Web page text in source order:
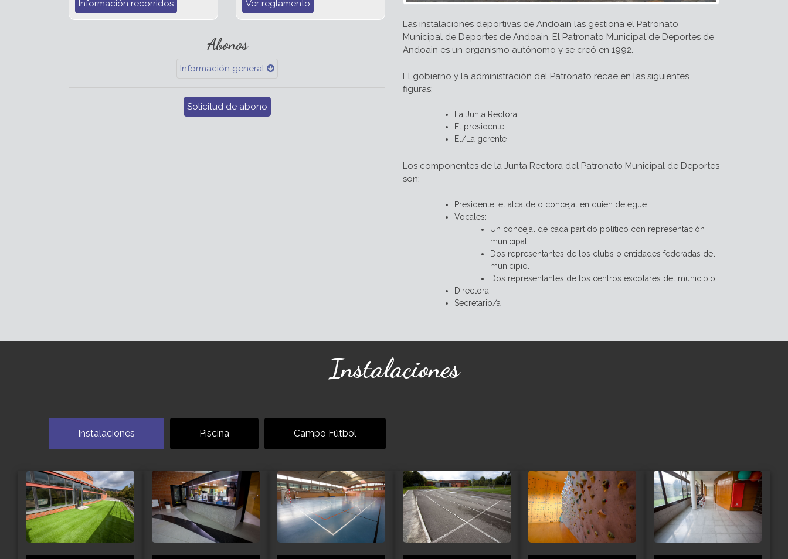
Información recorridos Ver reglamento
Abonos
Información general
Solicitud de abono
Las instalaciones deportivas de Andoain las gestiona el Patronato
Municipal de Deportes de Andoain. El Patronato Municipal de Deportes de
Andoain es un organismo autónomo y se creó en 1992.
El gobierno y la administración del Patronato recae en las siguientes
figuras:
La Junta Rectora
El presidente
El/La gerente
Los componentes de la Junta Rectora del Patronato Municipal de Deportes
son:
Presidente: el alcalde o concejal en quien delegue.
Vocales:
Un concejal de cada partido político con representación
municipal.
Dos representantes de los clubs o entidades federadas del
municipio.
Dos representantes de los centros escolares del municipio.
Directora
Secretario/a
Instalaciones
Instalaciones Piscina Campo Fútbol